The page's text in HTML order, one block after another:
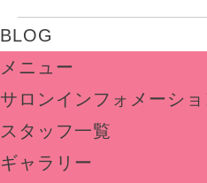
BLOG
メニュー
サロンインフォメーショ
スタッフ一覧
ギャラリー